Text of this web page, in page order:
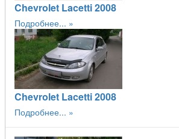
Chevrolet Lacetti 2008
Подробнее...
Chevrolet Lacetti 2008
Подробнее...